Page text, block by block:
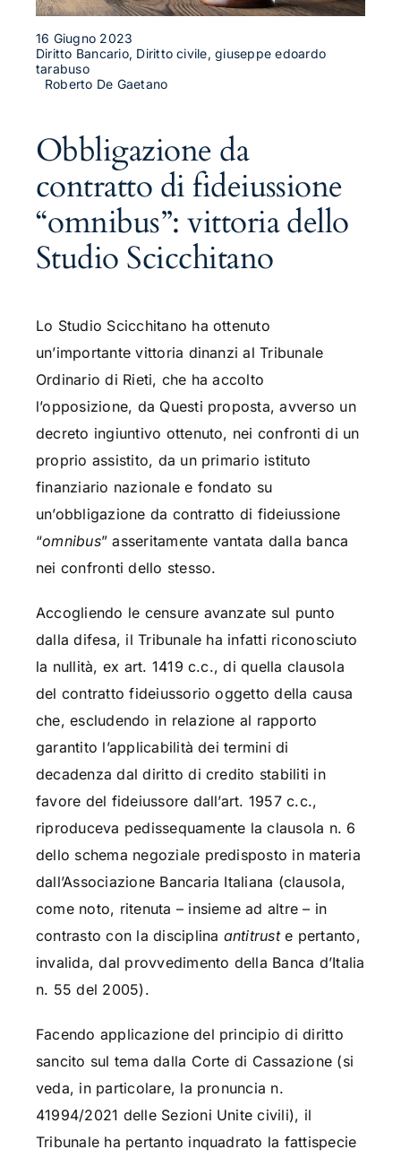
16 Giugno 2023
Diritto Bancario, Diritto civile, giuseppe edoardo
tarabuso
Roberto De Gaetano
Obbligazione da
contratto di fideiussione
“omnibus”: vittoria dello
Studio Scicchitano
Lo Studio Scicchitano ha ottenuto
un’importante vittoria dinanzi al Tribunale
Ordinario di Rieti, che ha accolto
l’opposizione, da Questi proposta, avverso un
decreto ingiuntivo ottenuto, nei confronti di un
proprio assistito, da un primario istituto
finanziario nazionale e fondato su
un’obbligazione da contratto di fideiussione
“omnibus” asseritamente vantata dalla banca
nei confronti dello stesso.
Accogliendo le censure avanzate sul punto
dalla difesa, il Tribunale ha infatti riconosciuto
la nullità, ex art. 1419 c.c., di quella clausola
del contratto fideiussorio oggetto della causa
che, escludendo in relazione al rapporto
garantito l’applicabilità dei termini di
decadenza dal diritto di credito stabiliti in
favore del fideiussore dall’art. 1957 c.c.,
riproduceva pedissequamente la clausola n. 6
dello schema negoziale predisposto in materia
dall’Associazione Bancaria Italiana (clausola,
come noto, ritenuta – insieme ad altre – in
contrasto con la disciplina antitruste pertanto,
invalida, dal provvedimento della Banca d’Italia
n. 55 del 2005).
Facendo applicazione del principio di diritto
sancito sul tema dalla Corte di Cassazione (si
veda, in particolare, la pronuncia n.
41994/2021 delle Sezioni Unite civili), il
Tribunale ha pertanto inquadrato la fattispecie